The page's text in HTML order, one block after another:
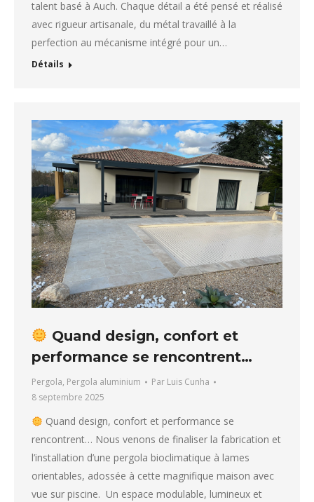
talent basé à Auch. Chaque détail a été pensé et réalisé
avec rigueur artisanale, du métal travaillé à la
perfection au mécanisme intégré pour un…
Détails
Quand design, confort et
performance se rencontrent…
Pergola, Pergola aluminium Par Luis Cunha
8 septembre 2025
Quand design, confort et performance se
rencontrent… Nous venons de finaliser la fabrication et
l’installation d’une pergola bioclimatique à lames
orientables, adossée à cette magnifique maison avec
vue sur piscine. Un espace modulable, lumineux et